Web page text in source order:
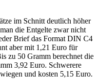
im Schnitt deutlich höher
die Entgelte zwar nicht
Brief das Format DIN C4
aber mit 1,21 Euro für
zu 50 Gramm berechnet die
3,92 Euro. Schwerere
und kosten 5,15 Euro.